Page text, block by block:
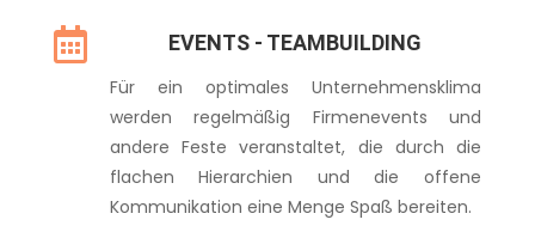
 EVENTS - TEAMBUILDING
Für ein optimales Unternehmensklima
werden regelmäßig Firmenevents und
andere Feste veranstaltet, die durch die
flachen Hierarchien und die offene
Kommunikation eine Menge Spaß bereiten.